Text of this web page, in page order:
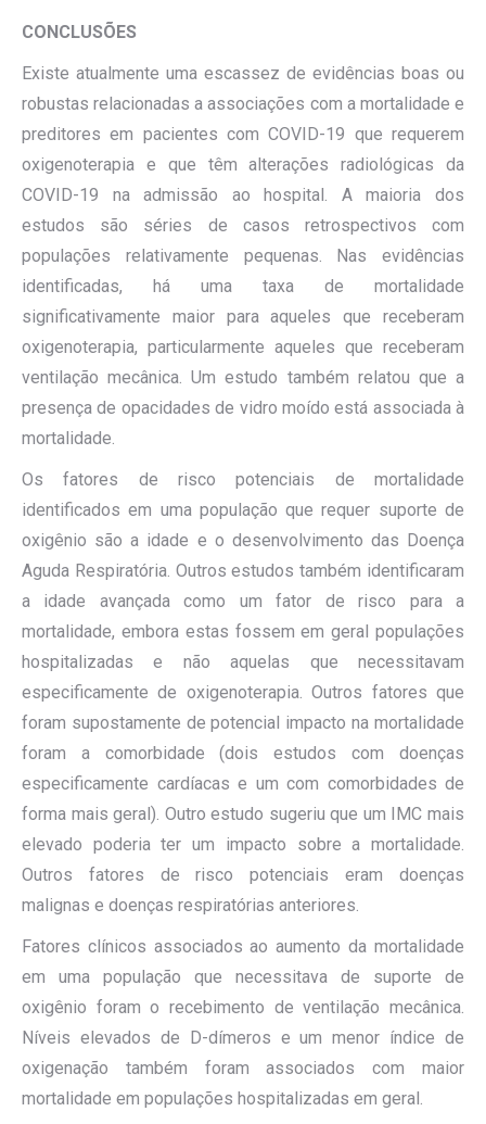
CONCLUSÕES
Existe atualmente uma escassez de evidências boas ou
robustas relacionadas a associações com a mortalidade e
preditores em pacientes com COVID-19 que requerem
oxigenoterapia e que têm alterações radiológicas da
COVID-19 na admissão ao hospital. A maioria dos
estudos são séries de casos retrospectivos com
populações relativamente pequenas. Nas evidências
identificadas, há uma taxa de mortalidade
significativamente maior para aqueles que receberam
oxigenoterapia, particularmente aqueles que receberam
ventilação mecânica. Um estudo também relatou que a
presença de opacidades de vidro moído está associada à
mortalidade.
Os fatores de risco potenciais de mortalidade
identificados em uma população que requer suporte de
oxigênio são a idade e o desenvolvimento das Doença
Aguda Respiratória. Outros estudos também identificaram
a idade avançada como um fator de risco para a
mortalidade, embora estas fossem em geral populações
hospitalizadas e não aquelas que necessitavam
especificamente de oxigenoterapia. Outros fatores que
foram supostamente de potencial impacto na mortalidade
foram a comorbidade (dois estudos com doenças
especificamente cardíacas e um com comorbidades de
forma mais geral). Outro estudo sugeriu que um IMC mais
elevado poderia ter um impacto sobre a mortalidade.
Outros fatores de risco potenciais eram doenças
malignas e doenças respiratórias anteriores.
Fatores clínicos associados ao aumento da mortalidade
em uma população que necessitava de suporte de
oxigênio foram o recebimento de ventilação mecânica.
Níveis elevados de D-dímeros e um menor índice de
oxigenação também foram associados com maior
mortalidade em populações hospitalizadas em geral.